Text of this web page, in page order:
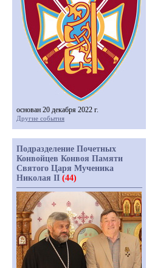
основан 20 декабря 2022 г.
Другие события
Подразделение Почетных
Конвойцев Конвоя Памяти
Святого Царя Мученика
Николая II (44)